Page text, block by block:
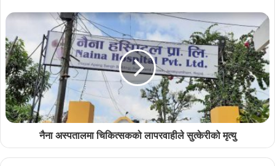
नैना अस्पतालमा चिकित्सकको लापरवाहीले सुत्केरीको मृत्यु